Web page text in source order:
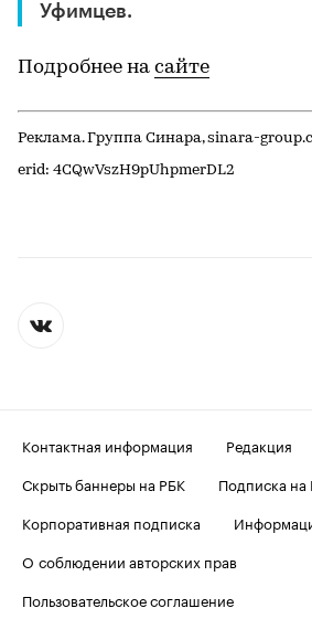
Уфимцев.
Подробнее на сайте
Реклама. Группа Синара, sinara-
erid: 4CQwVszH9pUhpmerDL2
Контактная информация
Редакция
Скрыть баннеры на РБК
Подписка на
Корпоративная подписка
О соблюдении авторских прав
Пользовательское соглашение